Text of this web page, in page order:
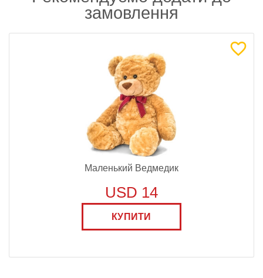
замовлення
Маленький Ведмедик
USD 14
КУПИТИ